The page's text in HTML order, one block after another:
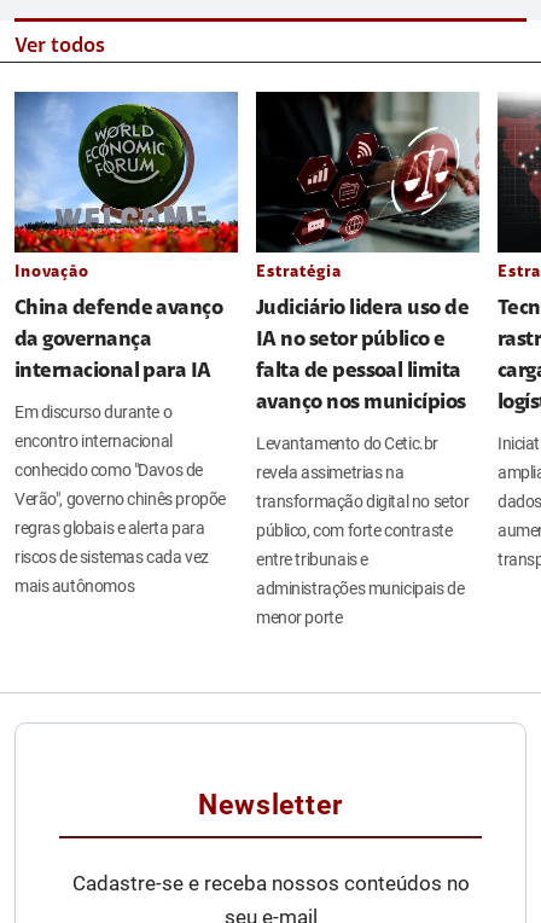
Ver todos
Inovação
China defende avanço
da governança
internacional para IA
Em discurso durante o
encontro internacional
conhecido como "Davos de
Verão", governo chinês propõe
regras globais e alerta para
riscos de sistemas cada vez
mais autônomos
Estratégia
Judiciário lidera uso de
IA no setor público e
falta de pessoal limita
avanço nos municípios
Levantamento do Cetic.br
revela assimetrias na
transformação digital no setor
público, com forte contraste
entre tribunais e
administrações municipais de
menor porte
Newsletter
Cadastre-se e receba nossos conteúdos no
seu e-mail